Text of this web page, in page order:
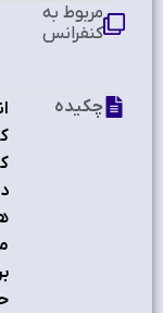
مربوط به
کنفرانس
چکیده